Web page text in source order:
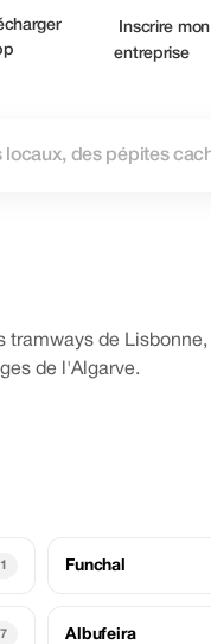
Inscrire mon
entreprise
tramways de Lisbonne,
de l'Algarve.
Funchal
Albufeira